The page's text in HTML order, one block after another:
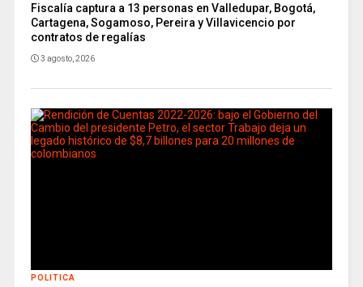
Fiscalía captura a 13 personas en Valledupar, Bogotá,
Cartagena, Sogamoso, Pereira y Villavicencio por
contratos de regalías
3 agosto, 2026
POLITICA